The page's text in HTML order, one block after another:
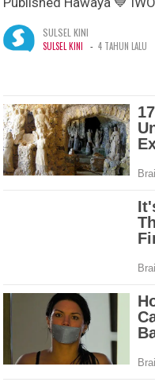
SULSEL KINI
SULSEL KINI - 4 TAHUN LALU